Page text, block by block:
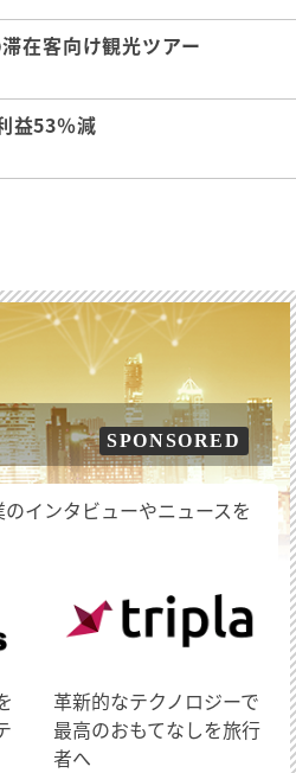
在客向け観光ツアー
益53％減
SPONSORED
インタビューやニュースを
革新的なテクノロジーで
最高のおもてなしを旅行
者へ